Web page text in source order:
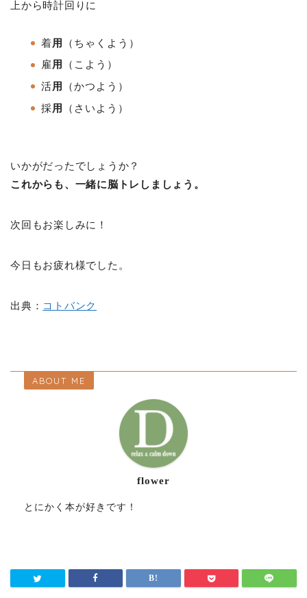
上から時計回りに
着用
（ちゃくよう）
雇 用
（こよう）
活用 （かつよう ）
採用 （さいよう）
いかがだったでしょうか？
これからも、一緒に脳トレしましょう。
次回もお楽しみに！
今日もお疲れ様でした。
出典： コトバンク
ABOUT ME
flower
とにかく本が好きです！